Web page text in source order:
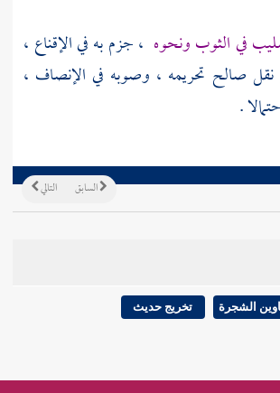
في الثوب ونحوه ، جزم به في الإقناع ،
صالح تحريمه ، وصوبه في الإنصاف ،
.
التالي السابق
الشجرة تخريج حديث